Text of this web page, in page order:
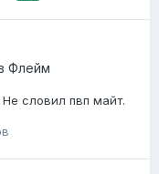
Флейм
Не словил пвп майт.